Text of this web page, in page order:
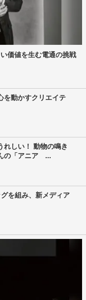
価値を生む電通の挑戦
を動かすクリエイテ
れしい！ 動物の鳴き
の「アニア ...
を組み、新メディア